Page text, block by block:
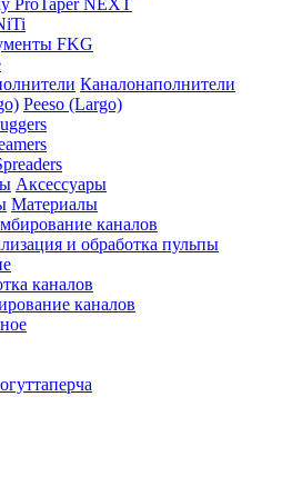
ProTaper NEXT
FKG
Каналонаполнители
Peeso (Largo)
Аксессуары
Материалы
каналов
и обработка пульпы
каналов
каналов